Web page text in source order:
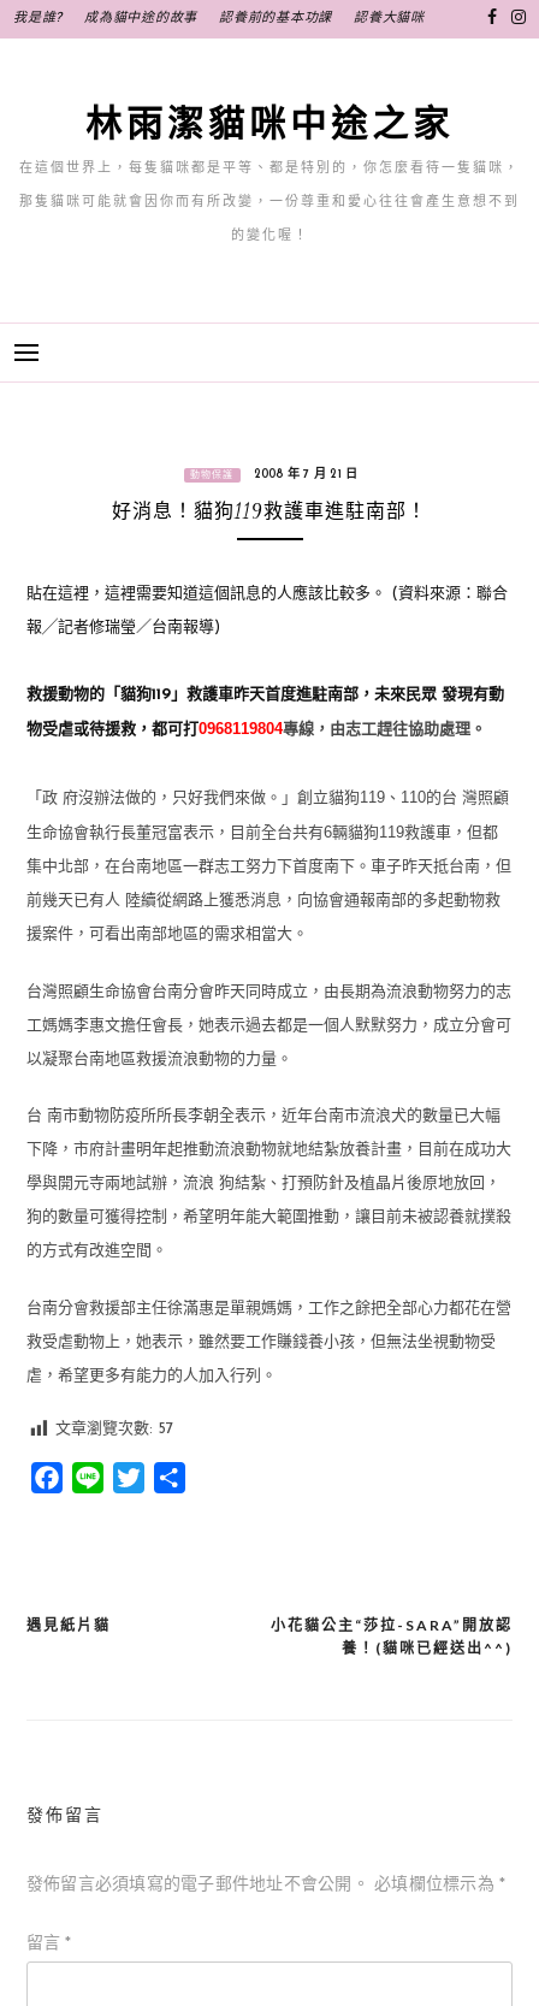
至
我是誰? 成為貓中途的故事 認養前的基本功課 認養大貓咪
林雨潔貓咪中途之家
在這個世界上，每隻貓咪都是平等、都是特別的，你怎麼看待一隻貓咪，
那隻貓咪可能就會因你而有所改變，一份尊重和愛心往往會產生意想不到
的變化喔！
動物保護 2008 年 7 月 21 日
好消息！貓狗119救護車進駐南部！
貼在這裡，這裡需要知道這個訊息的人應該比較多。 (資料來源：聯合
報╱記者修瑞瑩／台南報導)
救援動物的「貓狗119」救護車昨天首度進駐南部，未來民眾 發現有動
物受虐或待援救，都可打 0968119804專線，由志工趕往協助處理。
「政 府沒辦法做的，只好我們來做。」創立貓狗119、110的台 灣照顧
生命協會執行長董冠富表示，目前全台共有6輛貓狗119救護車，但都
集中北部，在台南地區一群志工努力下首度南下。車子昨天抵台南，但
前幾天已有人 陸續從網路上獲悉消息，向協會通報南部的多起動物救
援案件，可看出南部地區的需求相當大。
台灣照顧生命協會台南分會昨天同時成立，由長期為流浪動物努力的志
工媽媽李惠文擔任會長，她表示過去都是一個人默默努力，成立分會可
以凝聚台南地區救援流浪動物的力量。
台 南市動物防疫所所長李朝全表示，近年台南市流浪犬的數量已大幅
下降，市府計畫明年起推動流浪動物就地結紮放養計畫，目前在成功大
學與開元寺兩地試辦，流浪 狗結紮、打預防針及植晶片後原地放回，
狗的數量可獲得控制，希望明年能大範圍推動，讓目前未被認養就撲殺
的方式有改進空間。
台南分會救援部主任徐滿惠是單親媽媽，工作之餘把全部心力都花在營
救受虐動物上，她表示，雖然要工作賺錢養小孩，但無法坐視動物受
虐，希望更多有能力的人加入行列。
文章瀏覽次數: 57
Facebook
Line Twitter
文
小花貓公主“莎拉-SARA”開放認
養！(貓咪已經送出^^)
遇見紙片貓
發佈留言
發佈留言必須填寫的電子郵件地址不會公開。 必填欄位標示為*
留言 *